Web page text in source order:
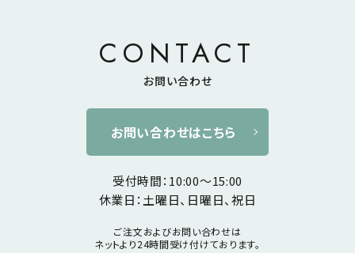
CONTACT
お問い合わせ
お問い合わせはこちら
受付時間：10:00～15:00
休業日：土曜日、日曜日、祝日
ご注文およびお問い合わせは
ネットより24時間受け付けております。